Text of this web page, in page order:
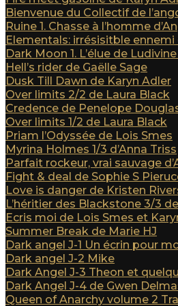
Bienvenue du Collectif de
Ruine 1. Chasse à l’homme
Elementals: irrésisitble ennemi
Dark Moon 1. L’élue de
Hell’s rider de Gaëlle Sage
Dusk Till Dawn de Karyn Adler
Over limits 2/2 de Laura Black
Credence de Penelope
Over limits 1/2 de Laura Black
Priam l’Odyssée de Lois Smes
Myrina Holmes 1/3 d’Anna Triss
Parfait rockeur, vrai sauvage
Fight & deal de Sophie S
Love is danger de Kristen
L’héritier des Blackstone 3/3
Ecris moi de Lois Smes et
Summer Break de Marie HJ
Dark angel J-1 Un écrin pour
Dark angel J-2 Mike
Dark Angel J-3 Theon et
Dark Angel J-4 de Gwen
Queen of Anarchy volume 2